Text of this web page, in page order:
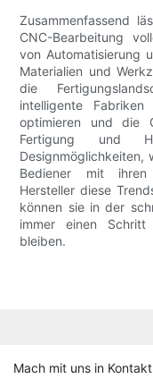
Zusammenfassend
CNC-Bearbeitung
von Automatisierung
Materialien und
die
intelligente
optimieren und die
Fertigung und
Designmöglichkeiten,
Bediener mit ihren
Hersteller diese
können sie in der
immer einen
bleiben.
Mach mit uns in Kontakt